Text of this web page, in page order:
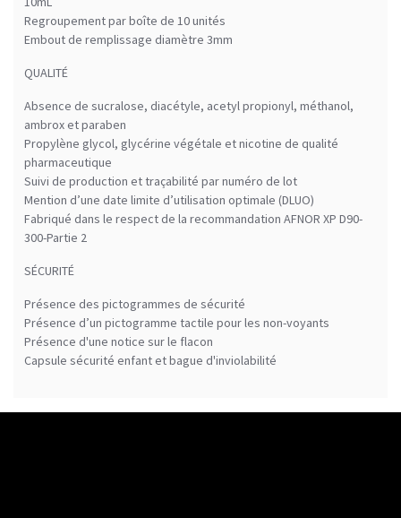
Regroupement par boîte de 10 unités
Embout de remplissage diamètre 3mm
QUALITÉ
Absence de sucralose, diacétyle, acetyl propionyl, méthanol,
ambrox et paraben
Propylène glycol, glycérine végétale et nicotine de qualité
pharmaceutique
Suivi de production et traçabilité par numéro de lot
Mention d’une date limite d’utilisation optimale (DLUO)
Fabriqué dans le respect de la recommandation AFNOR XP D90-
300-Partie 2
SÉCURITÉ
Présence des pictogrammes de sécurité
Présence d’un pictogramme tactile pour les non-voyants
Présence d'une notice sur le flacon
Capsule sécurité enfant et bague d'inviolabilité